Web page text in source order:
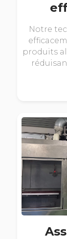
Notre
produits